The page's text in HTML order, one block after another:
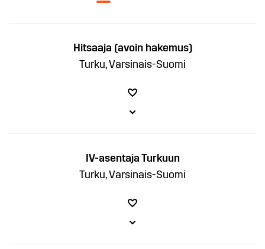
Hitsaaja (avoin hakemus)
Turku, Varsinais-Suomi
IV-asentaja Turkuun
Turku, Varsinais-Suomi